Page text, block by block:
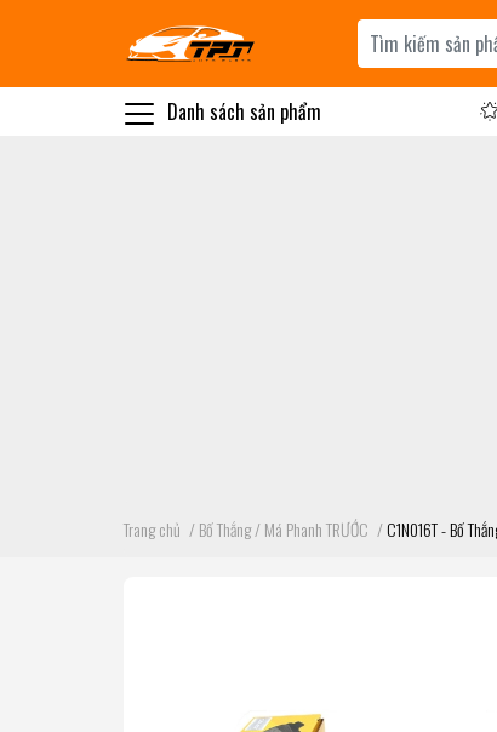
Danh sách sản phẩm
Trang chủ /Bố Thắng / Má Phanh TRƯỚC /C1N016T - Bố